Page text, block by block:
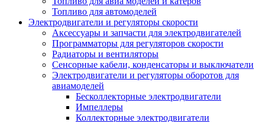
Топливо для автомоделей
Электродвигатели и регуляторы скорости
Аксессуары и запчасти для электродвигателей
Программаторы для регуляторов скорости
Радиаторы и вентиляторы
Сенсорные кабели, конденсаторы и выключатели
Электродвигатели и регуляторы оборотов для
авиамоделей
Бесколлекторные электродвигатели
Импеллеры
Коллекторные электродвигатели